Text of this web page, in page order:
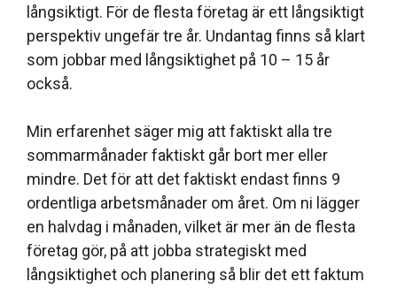
långsiktigt. För de flesta företag är ett långsiktigt
perspektiv ungefär tre år. Undantag finns så klart
som jobbar med långsiktighet på 10 – 15 år
också.
Min erfarenhet säger mig att faktiskt alla tre
sommarmånader faktiskt går bort mer eller
mindre. Det för att det faktiskt endast finns 9
ordentliga arbetsmånader om året. Om ni lägger
en halvdag i månaden, vilket är mer än de flesta
företag gör, på att jobba strategiskt med
långsiktighet och planering så blir det ett faktum